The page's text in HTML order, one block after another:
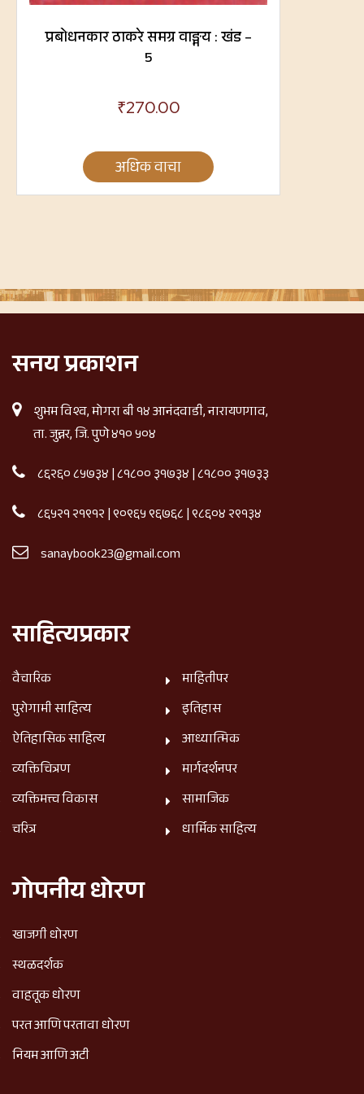
प्रबोधनकार ठाकरे समग्र वाङ्मय : खंड –
5
₹270.00
अधिक वाचा
सनय प्रकाशन
शुभम विश्व, मोगरा बी १४ आनंदवाडी, नारायणगाव,
ता. जुन्नर, जि. पुणे ४१० ५०४
८६२६० ८५७३४|८१८०० ३१७३४|८१८०० ३१७३३
८६५२१ २१९१२|९०९६५ ९६७६८|९८६०४ २९१३४
sanaybook23@gmail.com
साहित्यप्रकार
वैचारिक
पुरोगामी साहित्य
ऐतिहासिक साहित्य
व्यक्तिचित्रण
व्यक्तिमत्त्व विकास
चरित्र
माहितीपर
इतिहास
आध्यात्मिक
मार्गदर्शनपर
सामाजिक
धार्मिक साहित्य
गोपनीय धोरण
खाजगी धोरण
स्थळदर्शक
वाहतूक धोरण
परत आणि परतावा धोरण
नियम आणि अटी